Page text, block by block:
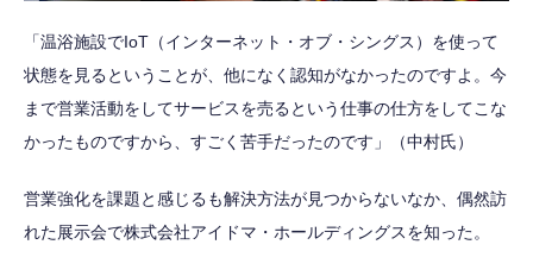
「温浴施設でIoT（インターネット・オブ・シングス）を使って
状態を見るということが、他になく認知がなかったのですよ。今
まで営業活動をしてサービスを売るという仕事の仕方をしてこな
かったものですから、すごく苦手だったのです」（中村氏）
営業強化を課題と感じるも解決方法が見つからないなか、偶然訪
れた展示会で株式会社アイドマ・ホールディングスを知った。